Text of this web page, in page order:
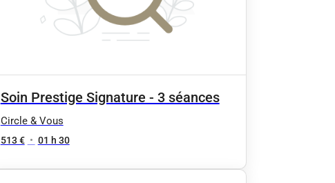
Soin Prestige Signature - 3 séances
Circle & Vous
513 € • 01 h 30